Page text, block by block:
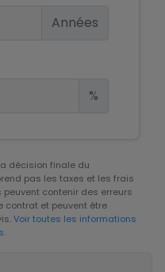
Années
%
décision finale du
pas les taxes et les frais
contenir des erreurs
contrat et peuvent être
Voir toutes les informations